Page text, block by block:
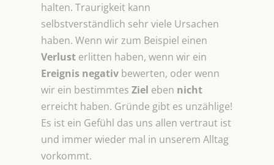
halten. Traurigkeit kann
selbstverständlich sehr viele Ursachen
haben. Wenn wir zum Beispiel einen
Verlust erlitten haben, wenn wir ein
Ereignis negativ bewerten, oder wenn
wir ein bestimmtesZiel eben nicht
erreicht haben. Gründe gibt es unzählige!
Es ist ein Gefühl das uns allen vertraut ist
und immer wieder mal in unserem Alltag
vorkommt.